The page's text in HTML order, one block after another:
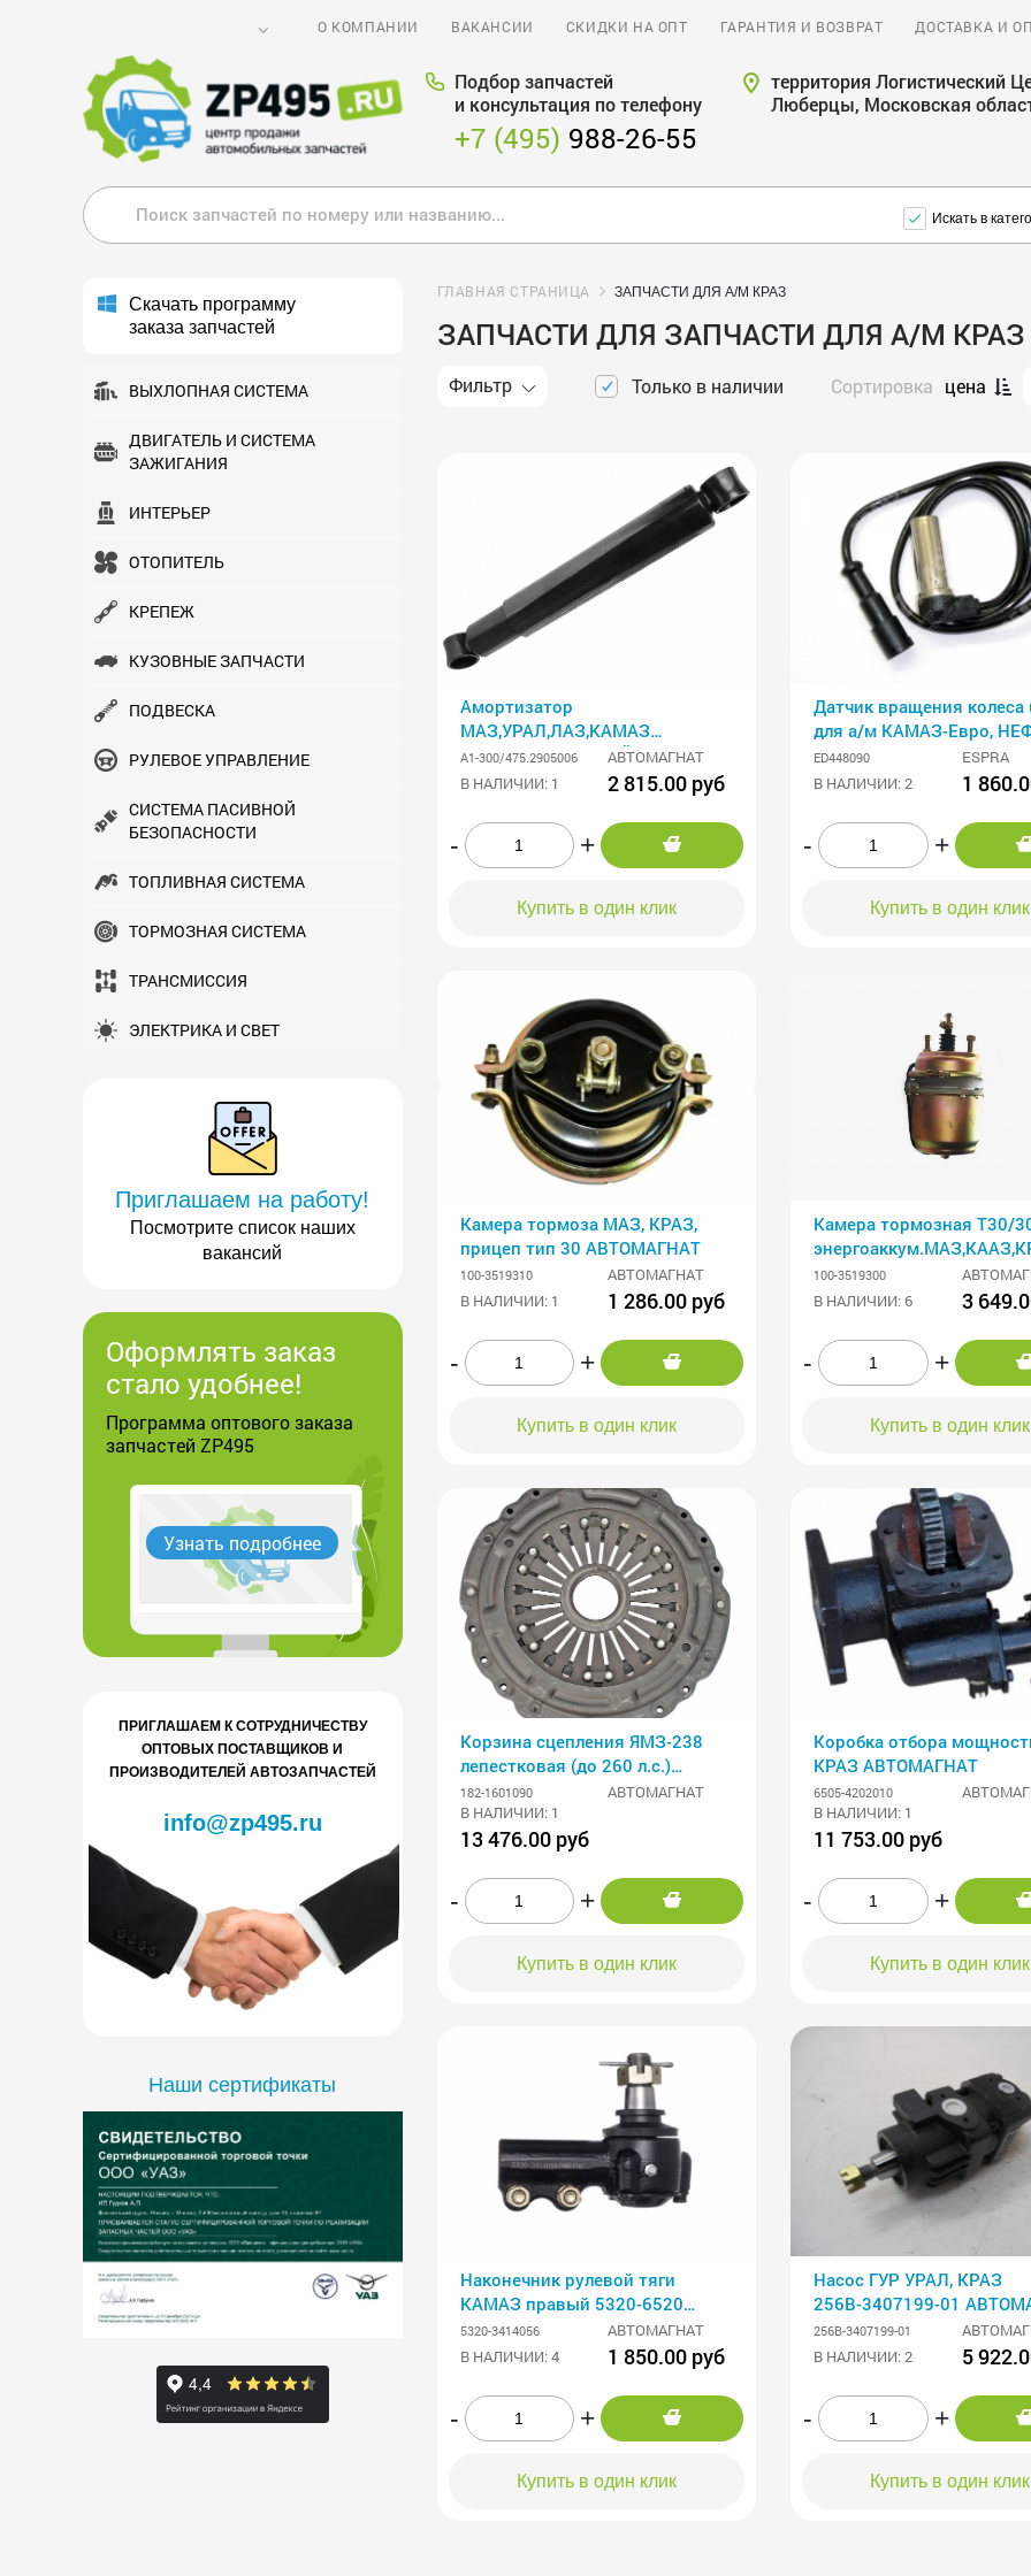
О КОМПАНИИ ВАКАНСИИ СКИДКИ НА ОПТ ГАРАНТИЯ И ВОЗВРАТ ДОСТАВКА И
Подбор запчастей
и консультация по телефону
+7 (495) 988-26-55
территория Логистический
Люберцы, Московская
Искать в
Скачать программу
заказа запчастей
ВЫХЛОПНАЯ СИСТЕМА
ДВИГАТЕЛЬ И СИСТЕМА
ЗАЖИГАНИЯ
ИНТЕРЬЕР
ОТОПИТЕЛЬ
КРЕПЕЖ
КУЗОВНЫЕ ЗАПЧАСТИ
ПОДВЕСКА
РУЛЕВОЕ УПРАВЛЕНИЕ
СИСТЕМА ПАСИВНОЙ
БЕЗОПАСНОСТИ
ТОПЛИВНАЯ СИСТЕМА
ТОРМОЗНАЯ СИСТЕМА
ТРАНСМИСCИЯ
ЭЛЕКТРИКА И СВЕТ
Приглашаем на работу!
Посмотрите список наших
вакансий
Оформлять заказ
стало удобнее!
Программа оптового заказа
запчастей ZP495
Узнать подробнее
ПРИГЛАШАЕМ К СОТРУДНИЧЕСТВУ
ОПТОВЫХ ПОСТАВЩИКОВ И
ПРОИЗВОДИТЕЛЕЙ АВТОЗАПЧАСТЕЙ
info@zp495.ru
Наши сертификаты
ГЛАВНАЯ СТРАНИЦА ЗАПЧАСТИ ДЛЯ А/М КРАЗ
ЗАПЧАСТИ ДЛЯ ЗАПЧАСТИ ДЛЯ А/М КРАЗ
Фильтр Только в наличии Сортировка цена
Амортизатор
МАЗ,УРАЛ,ЛАЗ,КАМАЗ
43118,КРАЗ,ТРОЛЕЙБУС
АВТОМАГНАТ
А1-300/475.2905006
АВТОМАГНАТ
В НАЛИЧИИ: 1
2 815.00 руб
- +
Купить в один клик
Датчик вращения колеса
для а/м КАМАЗ-Евро,
МАЗ, Богдан, УРАЛ, КРАЗ,
ED448090
ESPRA
В НАЛИЧИИ: 2
1
- +
Купить в один клик
Камера тормоза МАЗ, КРАЗ,
прицеп тип 30 АВТОМАГНАТ
100-3519310
АВТОМАГНАТ
В НАЛИЧИИ: 1
1 286.00 руб
- +
Купить в один клик
Камера тормозная Т30/
АВТОМАГНАТ
100-3519300
В НАЛИЧИИ: 6
3
- +
Купить в один клик
Корзина сцепления ЯМЗ-238
лепестковая (до 260 л.с.)
АВТОМАГНАТ
182-1601090
АВТОМАГНАТ
В НАЛИЧИИ: 1
13 476.00 руб
- +
Купить в один клик
Коробка отбора
КРАЗ АВТОМАГНАТ
6505-4202010
В НАЛИЧИИ: 1
11 753.00 руб
- +
Купить в один клик
Наконечник рулевой тяги
КАМАЗ правый 5320-6520
АВТОМАГНАТ
5320-3414056
АВТОМАГНАТ
В НАЛИЧИИ: 4
1 850.00 руб
- +
Купить в один клик
Насос ГУР УРАЛ, КРАЗ
256В-3407199-01
256В-3407199-01
В НАЛИЧИИ: 2
5
- +
Купить в один клик